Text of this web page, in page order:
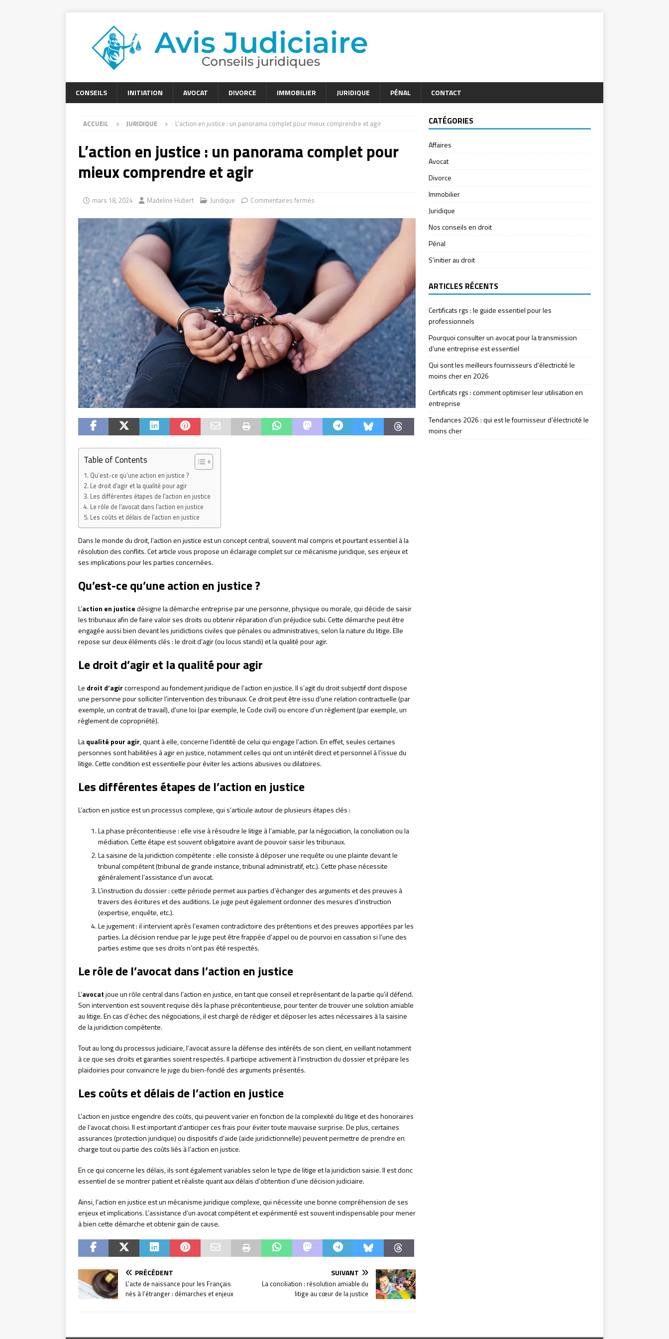
CONSEILS INITIATION AVOCAT DIVORCE IMMOBILIER JURIDIQUE PÉNAL CONTACT
ACCUEIL JURIDIQUE L’action en justice : un panorama complet pour mieux comprendre et agir
L’action en justice : un panorama complet pour
mieux comprendre et agir
mars 18, 2024 Madeline Hubert Juridique Commentaires fermés
Table of Contents
Qu’est-ce qu’une action en justice ?
Le droit d’agir et la qualité pour agir
Les différentes étapes de l’action en justice
Le rôle de l’avocat dans l’action en justice
Les coûts et délais de l’action en justice
Dans le monde du droit, l’action en justice est un concept central, souvent mal compris et pourtant essentiel à la
résolution des conflits. Cet article vous propose un éclairage complet sur ce mécanisme juridique, ses enjeux et
ses implications pour les parties concernées.
Qu’est-ce qu’une action en justice ?
L’action en justicedésigne la démarche entreprise par une personne, physique ou morale, qui décide de saisir
les tribunaux afin de faire valoir ses droits ou obtenir réparation d’un préjudice subi. Cette démarche peut être
engagée aussi bien devant les juridictions civiles que pénales ou administratives, selon la nature du litige. Elle
repose sur deux éléments clés : le droit d’agir (ou locus standi) et la qualité pour agir.
Le droit d’agir et la qualité pour agir
Le droit d’agircorrespond au fondement juridique de l’action en justice. Il s’agit du droit subjectif dont dispose
une personne pour solliciter l’intervention des tribunaux. Ce droit peut être issu d’une relation contractuelle (par
exemple, un contrat de travail), d’une loi (par exemple, le Code civil) ou encore d’un règlement (par exemple, un
règlement de copropriété).
Laqualité pour agir, quant à elle, concerne l’identité de celui qui engage l’action. En effet, seules certaines
personnes sont habilitées à agir en justice, notamment celles qui ont un intérêt direct et personnel à l’issue du
litige. Cette condition est essentielle pour éviter les actions abusives ou dilatoires.
Les différentes étapes de l’action en justice
L’action en justice est un processus complexe, qui s’articule autour de plusieurs étapes clés :
La phase précontentieuse : elle vise à résoudre le litige à l’amiable, par la négociation, la conciliation ou la
médiation. Cette étape est souvent obligatoire avant de pouvoir saisir les tribunaux.
La saisine de la juridiction compétente : elle consiste à déposer une requête ou une plainte devant le
tribunal compétent (tribunal de grande instance, tribunal administratif, etc.). Cette phase nécessite
généralement l’assistance d’un avocat.
L’instruction du dossier : cette période permet aux parties d’échanger des arguments et des preuves à
travers des écritures et des auditions. Le juge peut également ordonner des mesures d’instruction
(expertise, enquête, etc.).
Le jugement : il intervient après l’examen contradictoire des prétentions et des preuves apportées par les
parties. La décision rendue par le juge peut être frappée d’appel ou de pourvoi en cassation si l’une des
parties estime que ses droits n’ont pas été respectés.
Le rôle de l’avocat dans l’action en justice
L’avocatjoue un rôle central dans l’action en justice, en tant que conseil et représentant de la partie qu’il défend.
Son intervention est souvent requise dès la phase précontentieuse, pour tenter de trouver une solution amiable
au litige. En cas d’échec des négociations, il est chargé de rédiger et déposer les actes nécessaires à la saisine
de la juridiction compétente.
Tout au long du processus judiciaire, l’avocat assure la défense des intérêts de son client, en veillant notamment
à ce que ses droits et garanties soient respectés. Il participe activement à l’instruction du dossier et prépare les
plaidoiries pour convaincre le juge du bien-fondé des arguments présentés.
Les coûts et délais de l’action en justice
L’action en justice engendre des coûts, qui peuvent varier en fonction de la complexité du litige et des honoraires
de l’avocat choisi. Il est important d’anticiper ces frais pour éviter toute mauvaise surprise. De plus, certaines
assurances (protection juridique) ou dispositifs d’aide (aide juridictionnelle) peuvent permettre de prendre en
charge tout ou partie des coûts liés à l’action en justice.
En ce qui concerne les délais, ils sont également variables selon le type de litige et la juridiction saisie. Il est donc
essentiel de se montrer patient et réaliste quant aux délais d’obtention d’une décision judiciaire.
Ainsi, l’action en justice est un mécanisme juridique complexe, qui nécessite une bonne compréhension de ses
enjeux et implications. L’assistance d’un avocat compétent et expérimenté est souvent indispensable pour mener
à bien cette démarche et obtenir gain de cause.
PRÉCÉDENT
L’acte de naissance pour les Français
nés à l’étranger : démarches et enjeux
SUIVANT
La conciliation : résolution amiable du
litige au cœur de la justice
CATÉGORIES
Affaires
Avocat
Divorce
Immobilier
Juridique
Nos conseils en droit
Pénal
S'initier au droit
ARTICLES RÉCENTS
Certificats rgs : le guide essentiel pour les
professionnels
Pourquoi consulter un avocat pour la transmission
d’une entreprise est essentiel
Qui sont les meilleurs fournisseurs d’électricité le
moins cher en 2026
Certificats rgs : comment optimiser leur utilisation en
entreprise
Tendances 2026 : qui est le fournisseur d’électricité le
moins cher